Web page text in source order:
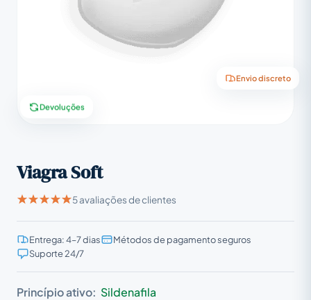
Envio discreto
Devoluções
Viagra Soft
5 avaliações de clientes
Entrega: 4–7 dias
Métodos de pagamento seguros
Suporte 24/7
Princípio ativo: Sildenafila